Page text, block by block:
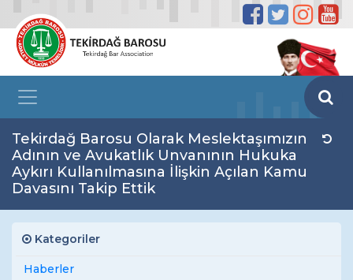
Tekirdağ Barosu Olarak Meslektaşımızın
Adının ve Avukatlık Unvanının Hukuka
Aykırı Kullanılmasına İlişkin Açılan Kamu
Davasını Takip Ettik
Kategoriler
Haberler